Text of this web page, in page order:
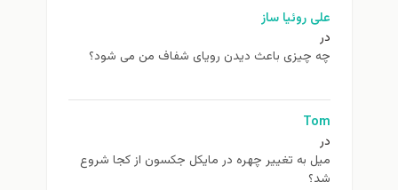
علی روئیا ساز
در
چه چیزی باعث دیدن رویای شفاف من می شود؟
Tom
در
ميل به تغيير چهره در مایکل جکسون از كجا شروع
شد؟